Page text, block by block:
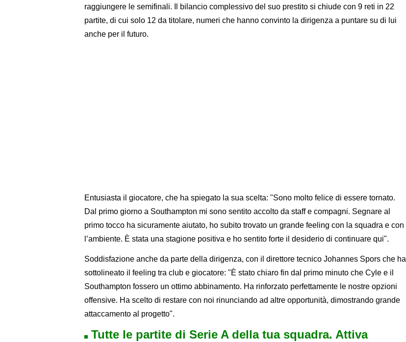
raggiungere le semifinali. Il bilancio complessivo del suo prestito si chiude con 9 reti in 22
partite, di cui solo 12 da titolare, numeri che hanno convinto la dirigenza a puntare su di lui
anche per il futuro.
Entusiasta il giocatore, che ha spiegato la sua scelta: "Sono molto felice di essere tornato.
Dal primo giorno a Southampton mi sono sentito accolto da staff e compagni. Segnare al
primo tocco ha sicuramente aiutato, ho subito trovato un grande feeling con la squadra e con
l’ambiente. È stata una stagione positiva e ho sentito forte il desiderio di continuare qui".
Soddisfazione anche da parte della dirigenza, con il direttore tecnico Johannes Spors che ha
sottolineato il feeling tra club e giocatore: "È stato chiaro fin dal primo minuto che Cyle e il
Southampton fossero un ottimo abbinamento. Ha rinforzato perfettamente le nostre opzioni
offensive. Ha scelto di restare con noi rinunciando ad altre opportunità, dimostrando grande
attaccamento al progetto".
Tutte le partite di Serie A della tua squadra. Attiva